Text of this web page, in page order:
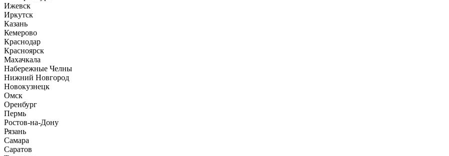
Ижевск
Иркутск
Казань
Кемерово
Краснодар
Красноярск
Махачкала
Набережные Челны
Нижний Новгород
Новокузнецк
Омск
Оренбург
Пермь
Ростов-на-Дону
Рязань
Самара
Саратов